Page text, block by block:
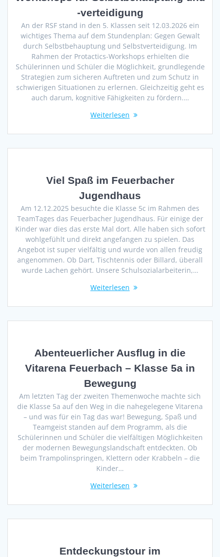
-verteidigung
An der RSF stand in den 5. Klassen seit 12.03.2026 ein
wichtiges Thema auf dem Stundenplan: Gegen Gewalt
durch Selbstbehauptung und Selbstverteidigung. Im
Rahmen der Protactics-Workshops erhielten die
Schülerinnen und Schüler die Möglichkeit, grundlegende
Strategien zum sicheren Auftreten und zum Schutz in
schwierigen Situationen zu erlernen. Gleichzeitig geht es
auch darum, kognitive Fähigkeiten zu fördern.…
Weiterlesen
Viel Spaß im Feuerbacher
Jugendhaus
Am 12.12.2025 besuchte die Klasse 5c im Rahmen des
TeamTages das Feuerbacher Jugendhaus. Für einige der
Kinder war dies das erste Mal dort. Alle haben sich sofort
wohlgefühlt und direkt angefangen zu spielen. Das
Angebot ist super vielfältig und wurde von allen freudig
angenommen. Ob Dart, Tischtennis oder Billard, überall
wurde Lachen gehört. Unsere Schulsozialarbeiterin,…
Weiterlesen
Abenteuerlicher Ausflug in die
Vitarena Feuerbach – Klasse 5a in
Bewegung
Am letzten Tag der zweiten Themenwoche machte sich
die Klasse 5a auf den Weg in die nahegelegene Vitarena
– und was für ein Tag das war! Bewegung, Spaß und
Teamgeist standen auf dem Programm, als die
Schülerinnen und Schüler die vielfältigen Möglichkeiten
der modernen Bewegungslandschaft entdeckten. Ob
beim Trampolinspringen, Klettern oder Krabbeln – die
Kinder…
Weiterlesen
Entdeckungstour im